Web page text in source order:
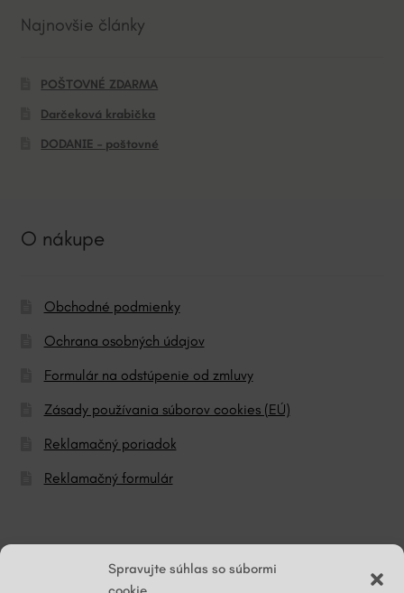
Spravujte súhlas so súbormi
Najnovšie články
POŠTOVNÉ ZDARMA
Darčeková krabička
DODANIE – poštovné
O nákupe
Obchodné podmienky
Ochrana osobných údajov
Formulár na odstúpenie od zmluvy
Zásady používania súborov cookies (EÚ)
Reklamačný poriadok
Reklamačný formulár